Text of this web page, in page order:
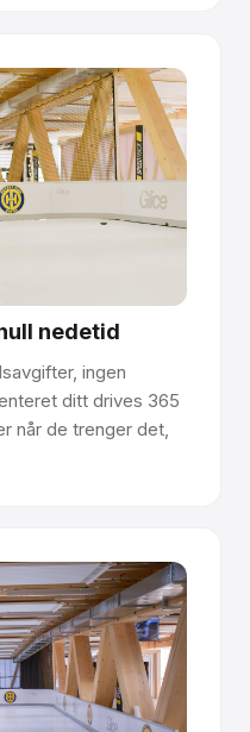
nedetid
ingen
ditt drives 365
når de trenger det,